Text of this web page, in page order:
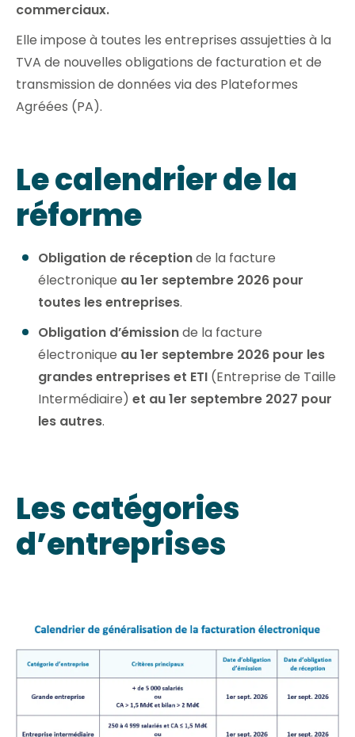
commerciaux.
Elle impose à toutes les entreprises assujetties à la
TVA de nouvelles obligations de facturation et de
transmission de données via des Plateformes
Agréées (PA).
Le calendrier de la
réforme
Obligation de réceptionde la facture
électronique au 1er septembre 2026 pour
toutes les entreprises.
Obligation d’émissionde la facture
électronique au 1er septembre 2026 pour les
grandes entreprises et ETI (Entreprise de Taille
Intermédiaire) et au 1er septembre 2027 pour
les autres.
Les catégories
d’entreprises